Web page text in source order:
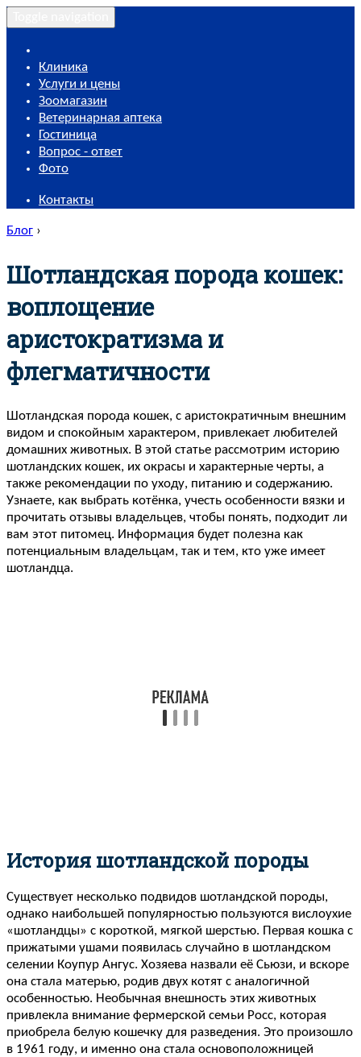
Клиника
Услуги и цены
Зоомагазин
Ветеринарная аптека
Гостиница
Вопрос - ответ
Фото
Контакты
Блог ›
Шотландская порода кошек:
воплощение
аристократизма и
флегматичности
Шотландская порода кошек, с аристократичным внешним
видом и спокойным характером, привлекает любителей
домашних животных. В этой статье рассмотрим историю
шотландских кошек, их окрасы и характерные черты, а
также рекомендации по уходу, питанию и содержанию.
Узнаете, как выбрать котёнка, учесть особенности вязки и
прочитать отзывы владельцев, чтобы понять, подходит ли
вам этот питомец. Информация будет полезна как
потенциальным владельцам, так и тем, кто уже имеет
шотландца.
История шотландской породы
Существует несколько подвидов шотландской породы,
однако наибольшей популярностью пользуются вислоухие
«шотландцы» с короткой, мягкой шерстью. Первая кошка с
прижатыми ушами появилась случайно в шотландском
селении Коупур Ангус. Хозяева назвали её Сьюзи, и вскоре
она стала матерью, родив двух котят с аналогичной
особенностью. Необычная внешность этих животных
привлекла внимание фермерской семьи Росс, которая
приобрела белую кошечку для разведения. Это произошло
в 1961 году, и именно она стала основоположницей